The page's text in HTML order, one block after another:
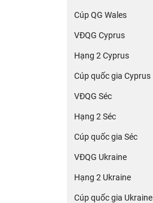
Cúp QG Wales
VĐQG Cyprus
Hạng 2 Cyprus
Cúp quốc gia Cyprus
VĐQG Séc
Hạng 2 Séc
Cúp quốc gia Séc
VĐQG Ukraine
Hạng 2 Ukraine
Cúp quốc gia Ukraine